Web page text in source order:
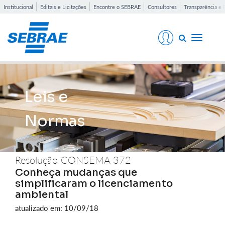
Institucional Editais e Licitações Encontre o SEBRAE Consultores Transparência e
Toggle
Leis e
Normas
Resolução CONSEMA 372
Conheça mudanças que
simplificaram o licenciamento
ambiental
atualizado em: 10/09/18